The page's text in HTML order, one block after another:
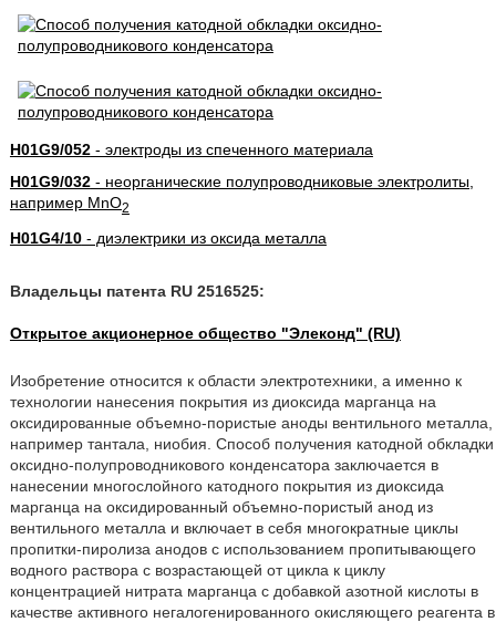
H01G9/052- электроды из спеченного материала
H01G9/032- неорганические полупроводниковые электролиты,
например MnO2
H01G4/10- диэлектрики из оксида металла
Владельцы патента RU 2516525:
Открытое акционерное общество "Элеконд" (RU)
Изобретение относится к области электротехники, а именно к
технологии нанесения покрытия из диоксида марганца на
оксидированные объемно-пористые аноды вентильного металла,
например тантала, ниобия. Способ получения катодной обкладки
оксидно-полупроводникового конденсатора заключается в
нанесении многослойного катодного покрытия из диоксида
марганца на оксидированный объемно-пористый анод из
вентильного металла и включает в себя многократные циклы
пропитки-пиролиза анодов с использованием пропитывающего
водного раствора с возрастающей от цикла к циклу
концентрацией нитрата марганца с добавкой азотной кислоты в
качестве активного негалогенированного окисляющего реагента в